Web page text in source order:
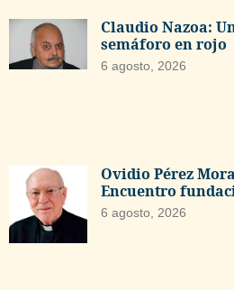
Claudio Nazoa:
semáforo en rojo
6 agosto, 2026
Ovidio Pérez
Encuentro
6 agosto, 2026